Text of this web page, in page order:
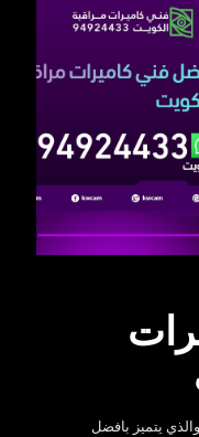
يتميز بافضل